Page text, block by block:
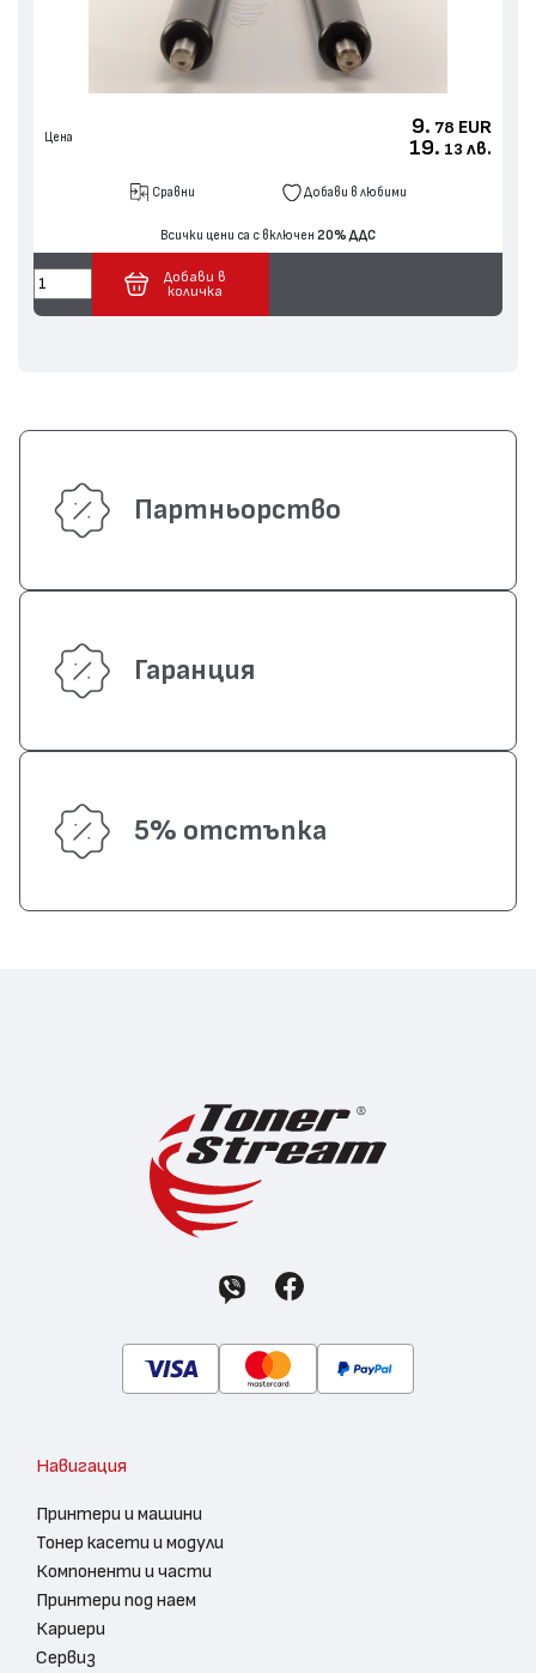
Цена 9. 78 EUR
19. 13 лв.
Сравни Добави в любими
Всички цени са с включен 20% ДДС
Добави в
количка
Партньорство
Гаранция
5% отстъпка
Навигация
Принтери и машини
Тонер касети и модули
Компоненти и части
Принтери под наем
Кариери
Сервиз